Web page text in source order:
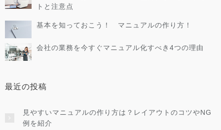
トと注意点
基本を知っておこう！ マニュアルの作り方！
会社の業務を今すぐマニュアル化すべき4つの理由
最近の投稿
見やすいマニュアルの作り方は？レイアウトのコツやNG
例を紹介